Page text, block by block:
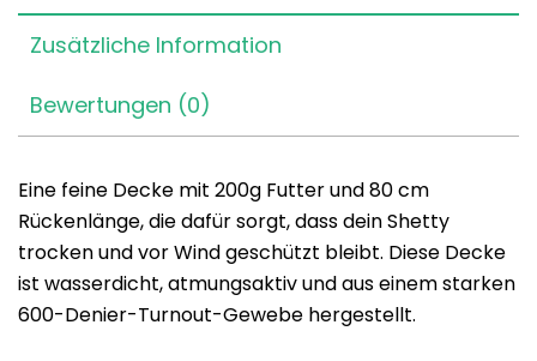
Zusätzliche Information
Bewertungen (0)
Eine feine Decke mit 200g Futter und 80 cm
Rückenlänge, die dafür sorgt, dass dein Shetty
trocken und vor Wind geschützt bleibt. Diese Decke
ist wasserdicht, atmungsaktiv und aus einem starken
600-Denier-Turnout-Gewebe hergestellt.